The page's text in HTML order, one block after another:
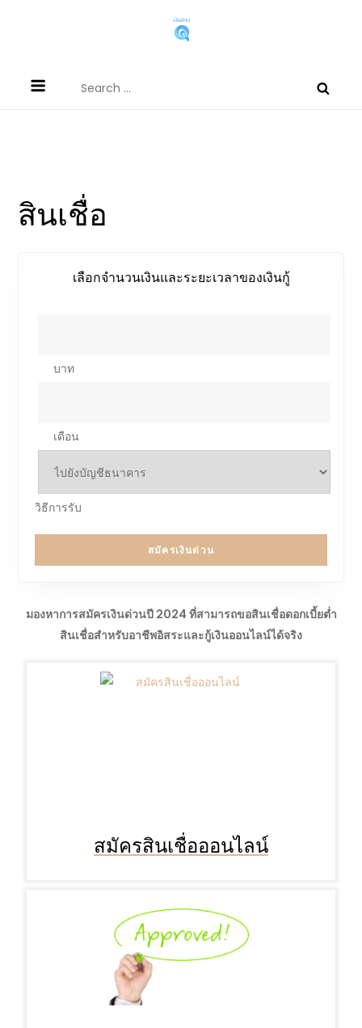
นอกระบบที่กู้เงินออนไลน์ได้จริง
mbookstore.com
for:
เลือกจำนวนเงินและระยะเวลาของเงินกู้
บาท
เดือน
วิธีการรับ
สมัครเงินด่วน
มองหาการสมัครเงินด่วนปี 2024 ที่สามารถขอสินเชื่อดอกเบี้ยต่ำ
สินเชื่อสำหรับอาชีพอิสระและกู้เงินออนไลน์ได้จริง
สมัครสินเชื่อออนไลน์